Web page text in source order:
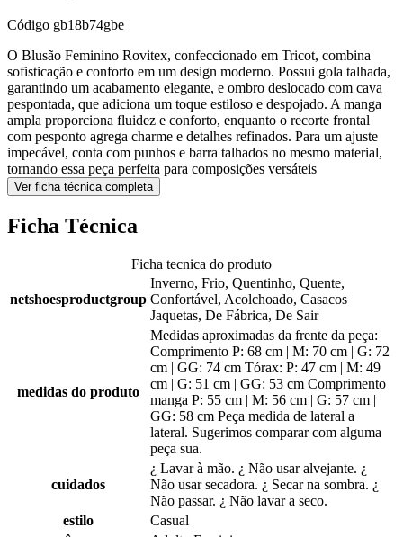
Código gb18b74gbe
O Blusão Feminino Rovitex, confeccionado em Tricot, combina
sofisticação e conforto em um design moderno. Possui gola talhada,
garantindo um acabamento elegante, e ombro deslocado com cava
pespontada, que adiciona um toque estiloso e despojado. A manga
ampla proporciona fluidez e conforto, enquanto o recorte frontal
com pesponto agrega charme e detalhes refinados. Para um ajuste
impecável, conta com punhos e barra talhados no mesmo material,
tornando essa peça perfeita para composições versáteis
Ver ficha técnica completa
Ficha Técnica
Ficha tecnica do produto
netshoesproductgroup
Inverno, Frio, Quentinho, Quente,
Confortável, Acolchoado, Casacos
Jaquetas, De Fábrica, De Sair
medidas do produto
Medidas aproximadas da frente da peça:
Comprimento P: 68 cm | M: 70 cm | G: 72
cm | GG: 74 cm Tórax: P: 47 cm | M: 49
cm | G: 51 cm | GG: 53 cm Comprimento
manga P: 55 cm | M: 56 cm | G: 57 cm |
GG: 58 cm Peça medida de lateral a
lateral. Sugerimos comparar com alguma
peça sua.
cuidados
¿ Lavar à mão. ¿ Não usar alvejante. ¿
Não usar secadora. ¿ Secar na sombra. ¿
Não passar. ¿ Não lavar a seco.
estilo
Casual